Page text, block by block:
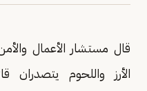
قال مستشار الأعمال
الأرز واللحوم يتصدران